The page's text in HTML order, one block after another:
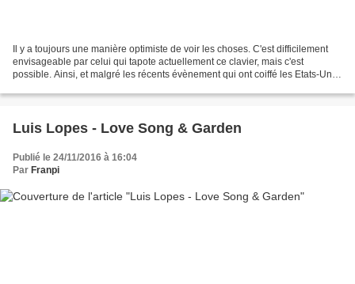
Il y a toujours une manière optimiste de voir les choses. C'est difficilement
envisageable par celui qui tapote actuellement ce clavier, mais c'est
possible. Ainsi, et malgré les récents évènement qui ont coiffé les Etats-Unis
Luis Lopes - Love Song & Garden
Publié le 24/11/2016 à 16:04
Par Franpi